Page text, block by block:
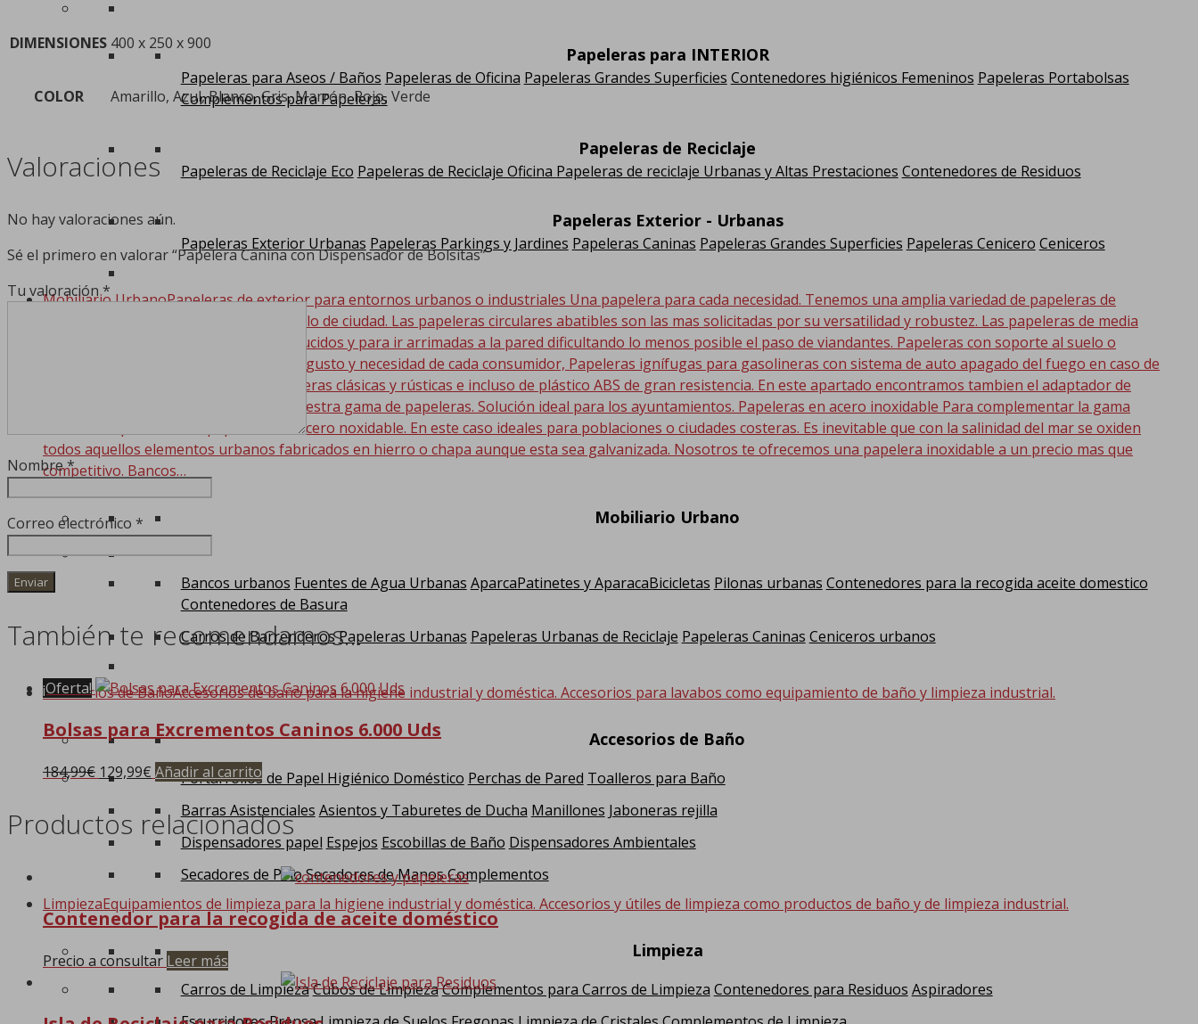
Papeleras para INTERIOR
Papeleras para Aseos / Baños Papeleras de Oficina Papeleras Grandes Superficies Contenedores higiénicos Femeninos Papeleras Portabolsas
Complementos para Papeleras
Papeleras de Reciclaje
Papeleras de Reciclaje Eco Papeleras de Reciclaje Oficina Papeleras de reciclaje Urbanas y Altas Prestaciones Contenedores de Residuos
Papeleras Exterior - Urbanas
Papeleras Exterior Urbanas Papeleras Parkings y Jardines Papeleras Caninas Papeleras Grandes Superficies Papeleras Cenicero Ceniceros
Mobiliario UrbanoPapeleras de exterior para entornos urbanos o industriales Una papelera para cada necesidad. Tenemos una amplia variedad de papeleras de
exterior que se adaptan a cualquier estilo de ciudad. Las papeleras circulares abatibles son las mas solicitadas por su versatilidad y robustez. Las papeleras de media
luna para su ubicación en espacios reducidos y para ir arrimadas a la pared dificultando lo menos posible el paso de viandantes. Papeleras con soporte al suelo o
ancladas a pared. Podemos pintarlas al gusto y necesidad de cada consumidor, Papeleras ignífugas para gasolineras con sistema de auto apagado del fuego en caso de
propagación dentro de la misma. Papeleras clásicas y rústicas e incluso de plástico ABS de gran resistencia. En este apartado encontramos tambien el adaptador de
bolsas can-adapt para la mayoria de nuestra gama de papeleras. Solución ideal para los ayuntamientos. Papeleras en acero inoxidable Para complementar la gama
también disponemos de papeleras en acero noxidable. En este caso ideales para poblaciones o ciudades costeras. Es inevitable que con la salinidad del mar se oxiden
todos aquellos elementos urbanos fabricados en hierro o chapa aunque esta sea galvanizada. Nosotros te ofrecemos una papelera inoxidable a un precio mas que
competitivo. Bancos…
Mobiliario Urbano
Bancos urbanos Fuentes de Agua Urbanas AparcaPatinetes y AparacaBicicletas Pilonas urbanas Contenedores para la recogida aceite domestico
Contenedores de Basura
Carros de BarrenderosPapeleras Urbanas Papeleras Urbanas de Reciclaje Papeleras Caninas Ceniceros urbanos
Accesorios de BañoAccesorios de baño para la higiene industrial y doméstica. Accesorios para lavabos como equipamiento de baño y limpieza industrial.
Accesorios de Baño
Portarrollos de Papel Higiénico Doméstico Perchas de Pared Toalleros para Baño
Barras Asistenciales Asientos y Taburetes de Ducha Manillones Jaboneras rejilla
Dispensadores papel Espejos Escobillas de Baño Dispensadores Ambientales
Secadores de PeloSecadores de ManosComplementos
LimpiezaEquipamientos de limpieza para la higiene industrial y doméstica. Accesorios y útiles de limpieza como productos de baño y de limpieza industrial.
Limpieza
Carros de LimpiezaCubos de LimpiezaComplementos para Carros de Limpieza Contenedores para Residuos Aspiradores
DIMENSIONES 400 x 250 x 900
COLOR Amarillo, Azul, Blanco, Gris, Marrón, Rojo, Verde
Valoraciones
No hay valoraciones aún.
Sé el primero en valorar “Papelera Canina con Dispensador de Bolsitas”
Tu valoración*
Nombre*
Correo electrónico *
También te recomendamos…
¡Oferta!
Bolsas para Excrementos Caninos 6.000 Uds
184,99€ El
original
era:
129,99€ El
actual
es:
129,99€.
Añadir al carrito
Productos relacionados
Contenedor para la recogida de aceite doméstico
Precio a consultar Leer más